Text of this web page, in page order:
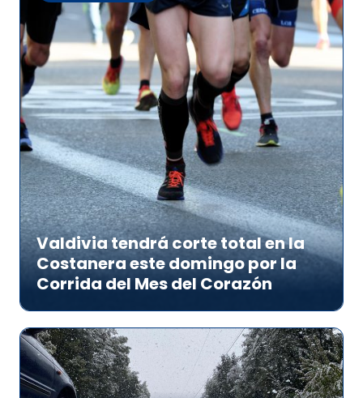
Valdivia tendrá corte total en la
Costanera este domingo por la
Corrida del Mes del Corazón